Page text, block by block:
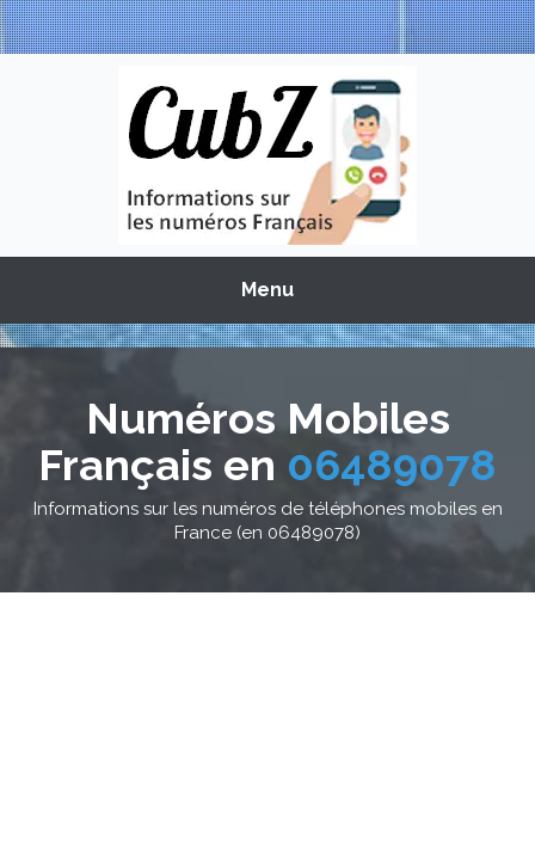
Menu
Numéros Mobiles
Français en 06489078
Informations sur les numéros de téléphones mobiles en
France (en 06489078)